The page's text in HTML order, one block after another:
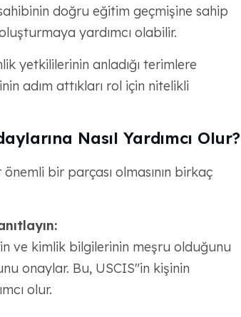
doğru eğitim geçmişine sahip
yardımcı olabilir.
yetkililerinin anladığı terimlere
adım attıkları rol için nitelikli
Nasıl Yardımcı Olur?
bir parçası olmasının birkaç
ve kimlik bilgilerinin meşru olduğunu
onaylar. Bu, USCIS"in kişinin
olur.